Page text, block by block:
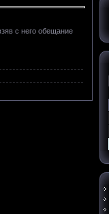
с него обещание